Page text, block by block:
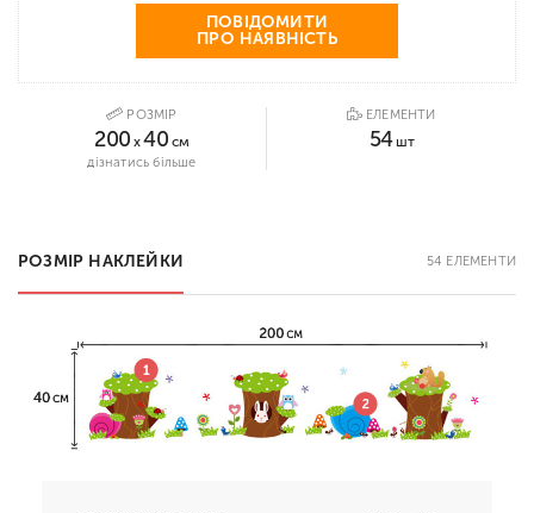
ПОВІДОМИТИ
ПРО НАЯВНІСТЬ
РОЗМІР
200 x40 см
дізнатись більше
ЕЛЕМЕНТИ
54шт
РОЗМІР НАКЛЕЙКИ 54 ЕЛЕМЕНТИ